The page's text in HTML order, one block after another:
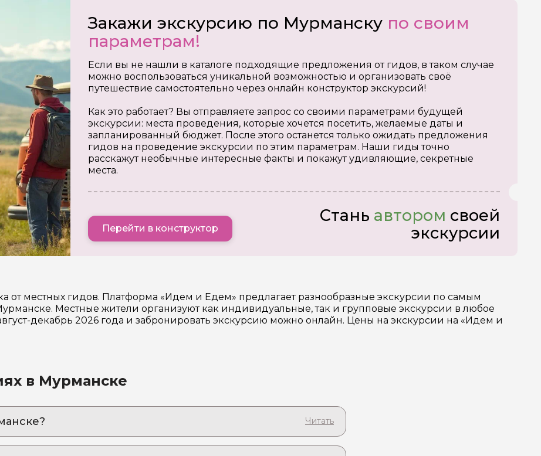
Закажи экскурсию по Мурманску по своим
параметрам!
Если вы не нашли в каталоге подходящие предложения от гидов, в таком случае
можно воспользоваться уникальной возможностью и организовать своё
путешествие самостоятельно через онлайн конструктор экскурсий!
Как это работает? Вы отправляете запрос со своими параметрами будущей
экскурсии: места проведения, которые хочется посетить, желаемые даты и
запланированный бюджет. После этого останется только ожидать предложения
гидов на проведение экскурсии по этим параметрам. Наши гиды точно
расскажут необычные интересные факты и покажут удивляющие, секретные
места.
Перейти в конструктор
Стань автором своей
экскурсии
от местных гидов. Платформа «Идем и Едем» предлагает разнообразные экскурсии по самым
Местные жители организуют как индивидуальные, так и групповые экскурсии в любое
декабрь 2026 года и забронировать экскурсию можно онлайн. Цены на экскурсии на «Идем и
в Мурманске